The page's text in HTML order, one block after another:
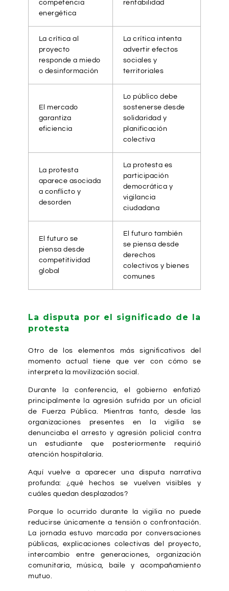
competencia
energética
rentabilidad
La crítica al
proyecto
responde a miedo
o desinformación
La crítica intenta
advertir efectos
sociales y
territoriales
El mercado
garantiza
eficiencia
Lo público debe
sostenerse desde
solidaridad y
planificación
colectiva
La protesta
aparece asociada
a conflicto y
desorden
La protesta es
participación
democrática y
vigilancia
ciudadana
El futuro se
piensa desde
competitividad
global
El futuro también
se piensa desde
derechos
colectivos y bienes
comunes
La disputa por el significado de la
protesta
Otro de los elementos más significativos del
momento actual tiene que ver con cómo se
interpreta la movilización social.
Durante la conferencia, el gobierno enfatizó
principalmente la agresión sufrida por un oficial
de Fuerza Pública. Mientras tanto, desde las
organizaciones presentes en la vigilia se
denunciaba el arresto y agresión policial contra
un estudiante que posteriormente requirió
atención hospitalaria.
Aquí vuelve a aparecer una disputa narrativa
profunda: ¿qué hechos se vuelven visibles y
cuáles quedan desplazados?
Porque lo ocurrido durante la vigilia no puede
reducirse únicamente a tensión o confrontación.
La jornada estuvo marcada por conversaciones
públicas, explicaciones colectivas del proyecto,
intercambio entre generaciones, organización
comunitaria, música, baile y acompañamiento
mutuo.